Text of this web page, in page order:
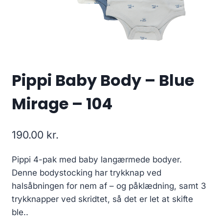
Pippi Baby Body – Blue
Mirage – 104
190.00 kr.
Pippi 4-pak med baby langærmede bodyer.
Denne bodystocking har trykknap ved
halsåbningen for nem af – og påklædning, samt 3
trykknapper ved skridtet, så det er let at skifte
ble..